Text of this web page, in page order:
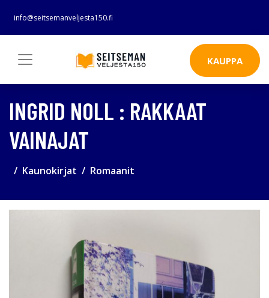
info@seitsemanveljesta150.fi
KAUPPA
INGRID NOLL : RAKKAAT
VAINAJAT
Kaunokirjat Romaanit